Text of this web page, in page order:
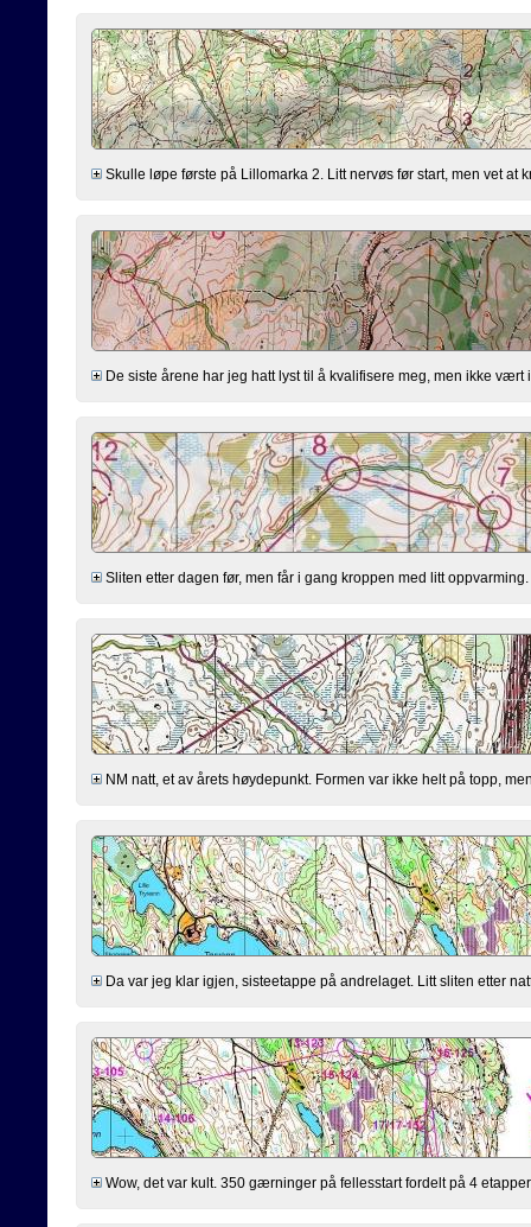
Skulle løpe første på Lillomarka 2. Litt nervøs før start, men vet at
De siste årene har jeg hatt lyst til å kvalifisere meg, men ikke
Sliten etter dagen før, men får i gang kroppen med litt
NM natt, et av årets høydepunkt. Formen var ikke helt på topp,
Da var jeg klar igjen, sisteetappe på andrelaget. Litt sliten etter
Wow, det var kult. 350 gærninger på fellesstart fordelt på 4